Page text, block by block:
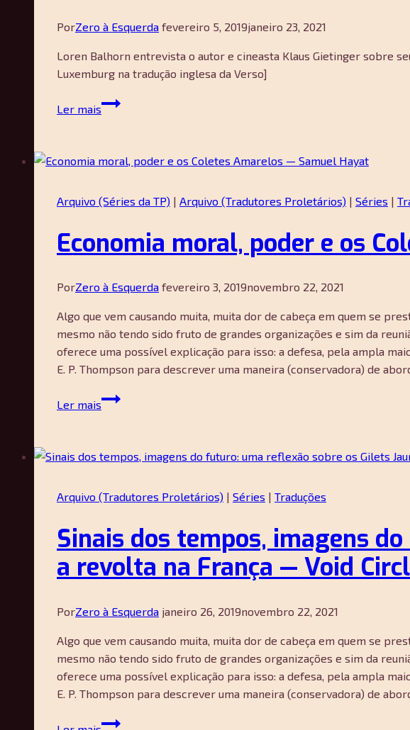
Laval,
Dardot
PorZero à Esquerda fevereiro 5, 2019janeiro 23, 2021
Loren Balhorn entrevista o autor e cineasta Klaus Gietinger sobre
Luxemburg na tradução inglesa da Verso]
Ler mais
“O
verdadeiro
em
próprio
Klaus
Gietinger
Arquivo (Séries da TP) | Arquivo (Tradutores Proletários) | Séries |
Economia moral, poder e os
PorZero à Esquerda fevereiro 3, 2019novembro 22, 2021
Algo que vem causando muita, muita dor de cabeça em quem se
mesmo não tendo sido fruto de grandes organizações e sim da
oferece uma possível explicação para isso: a defesa, pela ampla
E. P. Thompson para descrever uma maneira (conservadora) de
Ler mais
Economia
e
Amarelos
Samuel
Hayat
Arquivo (Tradutores Proletários) | Séries | Traduções
Sinais dos tempos, imagens
a revolta na França — Void
PorZero à Esquerda janeiro 26, 2019novembro 22, 2021
Algo que vem causando muita, muita dor de cabeça em quem se
mesmo não tendo sido fruto de grandes organizações e sim da
oferece uma possível explicação para isso: a defesa, pela ampla
E. P. Thompson para descrever uma maneira (conservadora) de
Sinais